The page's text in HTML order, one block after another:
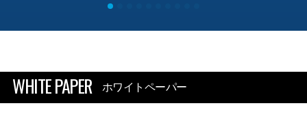
WHITE PAPER ホワイトペーパー